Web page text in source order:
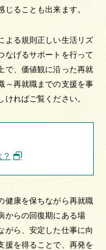
ることも出来ます。
よる規則正しい生活リズ
なげるサポートを行って
で、価値観に沿った再就
～再就職までの支援を事
ればご覧ください。
健康を保ちながら再就職
からの回復期にある場
がら、安定した仕事に向
援を得ることで、再発を